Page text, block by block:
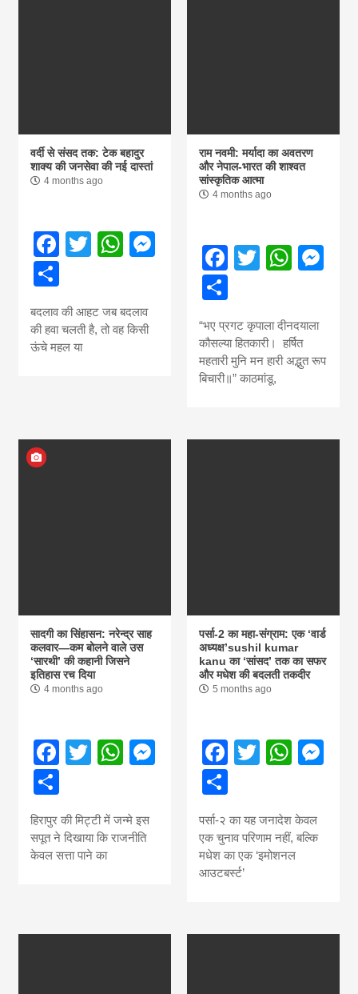
वर्दी से संसद तक: टेक बहादुर
शाक्य की जनसेवा की नई दास्तां
4 months ago
Facebook
TwitterWhatsApp
Messenger
बदलाव की आहट जब बदलाव
की हवा चलती है, तो वह किसी
ऊंचे महल या
राम नवमी: मर्यादा का अवतरण
और नेपाल-भारत की शाश्वत
सांस्कृतिक आत्मा
4 months ago
Facebook
Twitter
Share
“भए प्रगट कृपाला दीनदयाला
कौसल्या हितकारी। हर्षित
महतारी मुनि मन हारी अद्भुत रूप
बिचारी॥” काठमांडू,
सादगी का सिंहासन: नरेन्द्र साह
कलवार—कम बोलने वाले उस
‘सारथी’ की कहानी जिसने
इतिहास रच दिया
4 months ago
Facebook
TwitterWhatsApp
Messenger
हिरापुर की मिट्टी में जन्मे इस
सपूत ने दिखाया कि राजनीति
केवल सत्ता पाने का
पर्सा-2 का महा-संग्राम: एक ‘वार्ड
अध्यक्ष’sushil kumar
kanu का ‘सांसद’ तक का सफर
और मधेश की बदलती तकदीर
5 months ago
Facebook
Twitter
Share
पर्सा-२ का यह जनादेश केवल
एक चुनाव परिणाम नहीं, बल्कि
मधेश का एक ‘इमोशनल
आउटबर्स्ट’